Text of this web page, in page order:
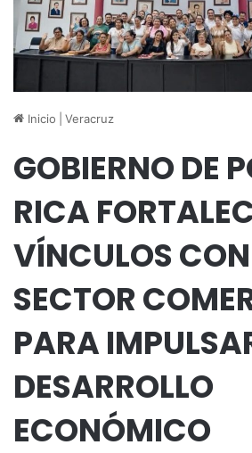
Inicio Veracruz
GOBIERNO DE
RICA
VÍNCULOS CON
SECTOR
PARA
DESARROLLO
ECONÓMICO